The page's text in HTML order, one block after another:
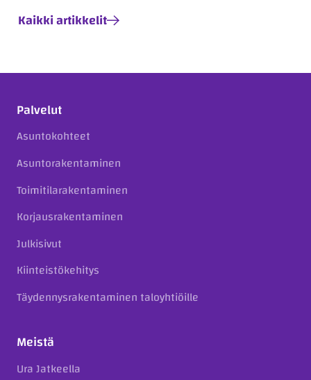
Kaikki artikkelit
Palvelut
Asuntokohteet
Asuntorakentaminen
Toimitilarakentaminen
Korjausrakentaminen
Julkisivut
Kiinteistökehitys
Täydennysrakentaminen taloyhtiöille
Meistä
Ura Jatkeella